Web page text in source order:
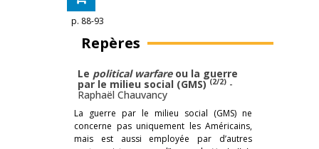
p. 88-93
Repères
Le political warfareou la guerre
par le milieu social (GMS) (2/2) -
Raphaël Chauvancy
La guerre par le milieu social (GMS) ne
concerne pas uniquement les Américains,
mais est aussi employée par d’autres